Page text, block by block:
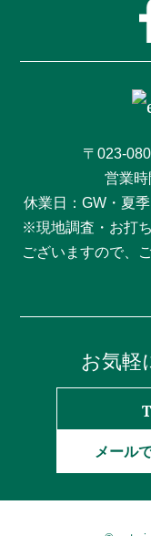
〒023-
営業時
休業日：GW・夏
※現地調査・お打
ございますので、
お気軽
メール